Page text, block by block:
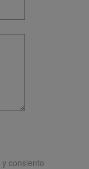
y consiento